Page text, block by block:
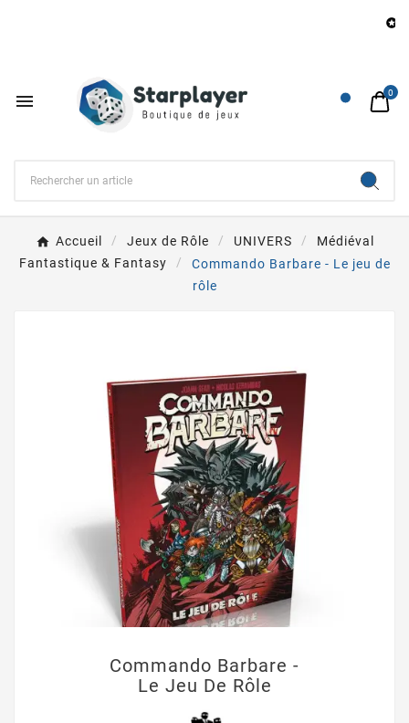

 0
Accueil Jeux de Rôle UNIVERS
Médiéval
Fantastique & Fantasy
Commando Barbare - Le jeu de
rôle
Commando Barbare -
Le Jeu De Rôle